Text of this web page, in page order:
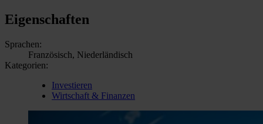
Eigenschaften
Sprachen:
Französisch, Niederländisch
Kategorien:
Investieren
Wirtschaft & Finanzen